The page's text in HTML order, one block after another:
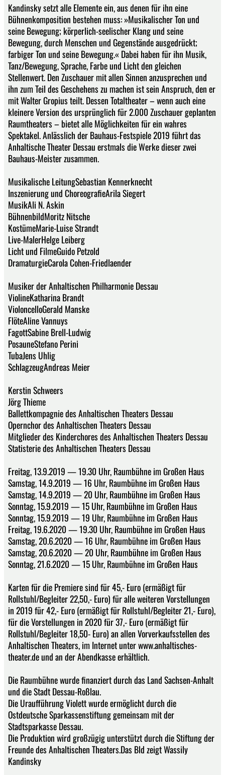
Kandinsky setzt alle Elemente ein, aus denen für ihn eine
Bühnenkomposition bestehen muss: »Musikalischer Ton und
seine Bewegung; körperlich-seelischer Klang und seine
Bewegung, durch Menschen und Gegenstände ausgedrückt;
farbiger Ton und seine Bewegung.« Dabei haben für ihn Musik,
Tanz/Bewegung, Sprache, Farbe und Licht den gleichen
Stellenwert. Den Zuschauer mit allen Sinnen anzusprechen und
ihn zum Teil des Geschehens zu machen ist sein Anspruch, den er
mit Walter Gropius teilt. Dessen Totaltheater – wenn auch eine
kleinere Version des ursprünglich für 2.000 Zuschauer geplanten
Raumtheaters – bietet alle Möglichkeiten für ein wahres
Spektakel. Anlässlich der Bauhaus-Festspiele 2019 führt das
Anhaltische Theater Dessau erstmals die Werke dieser zwei
Bauhaus-Meister zusammen.
Musikalische LeitungSebastian Kennerknecht
Inszenierung und ChoreografieArila Siegert
MusikAli N. Askin
BühnenbildMoritz Nitsche
KostümeMarie-Luise Strandt
Live-MalerHelge Leiberg
Licht und FilmeGuido Petzold
DramaturgieCarola Cohen-Friedlaender
Musiker der Anhaltischen Philharmonie Dessau
ViolineKatharina Brandt
VioloncelloGerald Manske
FlöteAline Vannuys
FagottSabine Brell-Ludwig
PosauneStefano Perini
TubaJens Uhlig
SchlagzeugAndreas Meier
Kerstin Schweers
Jörg Thieme
Ballettkompagnie des Anhaltischen Theaters Dessau
Opernchor des Anhaltischen Theaters Dessau
Mitglieder des Kinderchores des Anhaltischen Theaters Dessau
Statisterie des Anhaltischen Theaters Dessau
Freitag, 13.9.2019 — 19.30 Uhr, Raumbühne im Großen Haus
Samstag, 14.9.2019 — 16 Uhr, Raumbühne im Großen Haus
Samstag, 14.9.2019 — 20 Uhr, Raumbühne im Großen Haus
Sonntag, 15.9.2019 — 15 Uhr, Raumbühne im Großen Haus
Sonntag, 15.9.2019 — 19 Uhr, Raumbühne im Großen Haus
Freitag, 19.6.2020 — 19.30 Uhr, Raumbühne im Großen Haus
Samstag, 20.6.2020 — 16 Uhr, Raumbühne im Großen Haus
Samstag, 20.6.2020 — 20 Uhr, Raumbühne im Großen Haus
Sonntag, 21.6.2020 — 15 Uhr, Raumbühne im Großen Haus
Karten für die Premiere sind für 45,- Euro (ermäßigt für
Rollstuhl/Begleiter 22,50,- Euro) für alle weiteren Vorstellungen
in 2019 für 42,- Euro (ermäßigt für Rollstuhl/Begleiter 21,- Euro),
für die Vorstellungen in 2020 für 37,- Euro (ermäßigt für
Rollstuhl/Begleiter 18,50- Euro) an allen Vorverkaufsstellen des
Anhaltischen Theaters, im Internet unter www.anhaltisches-
theater.de und an der Abendkasse erhältlich.
Die Raumbühne wurde finanziert durch das Land Sachsen-Anhalt
und die Stadt Dessau-Roßlau.
Die Uraufführung Violett wurde ermöglicht durch die
Ostdeutsche Sparkassenstiftung gemeinsam mit der
Stadtsparkasse Dessau.
Die Produktion wird großzügig unterstützt durch die Stiftung der
Freunde des Anhaltischen Theaters.Das Bld zeigt Wassily
Kandinsky